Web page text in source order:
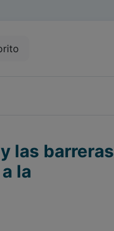
las barreras
la